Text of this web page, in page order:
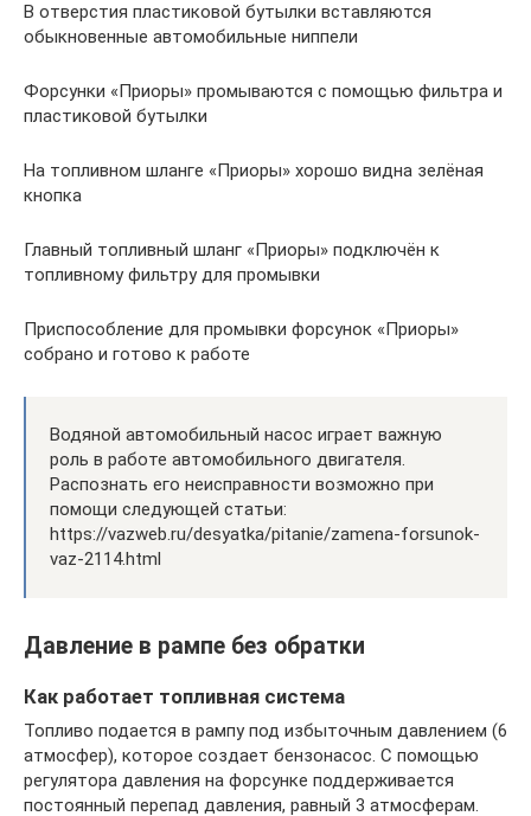
В отверстия пластиковой бутылки вставляются
обыкновенные автомобильные ниппели
Форсунки «Приоры» промываются с помощью фильтра и
пластиковой бутылки
На топливном шланге «Приоры» хорошо видна зелёная
кнопка
Главный топливный шланг «Приоры» подключён к
топливному фильтру для промывки
Приспособление для промывки форсунок «Приоры»
собрано и готово к работе
Водяной автомобильный насос играет важную
роль в работе автомобильного двигателя.
Распознать его неисправности возможно при
помощи следующей статьи:
https://vazweb.ru/desyatka/pitanie/zamena-forsunok-
vaz-2114.html
Давление в рампе без обратки
Как работает топливная система
Топливо подается в рампу под избыточным давлением (6
атмосфер), которое создает бензонасос. С помощью
регулятора давления на форсунке поддерживается
постоянный перепад давления, равный 3 атмосферам.